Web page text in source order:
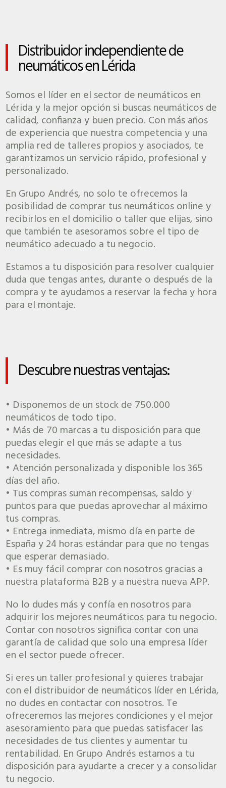
Distribuidor independiente de
neumáticos en Lérida
Somos el líder en el sector de neumáticos en
Lérida y la mejor opción si buscas neumáticos de
calidad, confianza y buen precio. Con más años
de experiencia que nuestra competencia y una
amplia red de talleres propios y asociados, te
garantizamos un servicio rápido, profesional y
personalizado.
En Grupo Andrés, no solo te ofrecemos la
posibilidad de comprar tus neumáticos online y
recibirlos en el domicilio o taller que elijas, sino
que también te asesoramos sobre el tipo de
neumático adecuado a tu negocio.
Estamos a tu disposición para resolver cualquier
duda que tengas antes, durante o después de la
compra y te ayudamos a reservar la fecha y hora
para el montaje.
Descubre nuestras ventajas:
• Disponemos de un stock de 750.000
neumáticos de todo tipo.
• Más de 70 marcas a tu disposición para que
puedas elegir el que más se adapte a tus
necesidades.
• Atención personalizada y disponible los 365
días del año.
• Tus compras suman recompensas, saldo y
puntos para que puedas aprovechar al máximo
tus compras.
• Entrega inmediata, mismo día en parte de
España y 24 horas estándar para que no tengas
que esperar demasiado.
• Es muy fácil comprar con nosotros gracias a
nuestra plataforma B2B y a nuestra nueva APP.
No lo dudes más y confía en nosotros para
adquirir los mejores neumáticos para tu negocio.
Contar con nosotros significa contar con una
garantía de calidad que solo una empresa líder
en el sector puede ofrecer.
Si eres un taller profesional y quieres trabajar
con el distribuidor de neumáticos líder en Lérida,
no dudes en contactar con nosotros. Te
ofreceremos las mejores condiciones y el mejor
asesoramiento para que puedas satisfacer las
necesidades de tus clientes y aumentar tu
rentabilidad. En Grupo Andrés estamos a tu
disposición para ayudarte a crecer y a consolidar
tu negocio.